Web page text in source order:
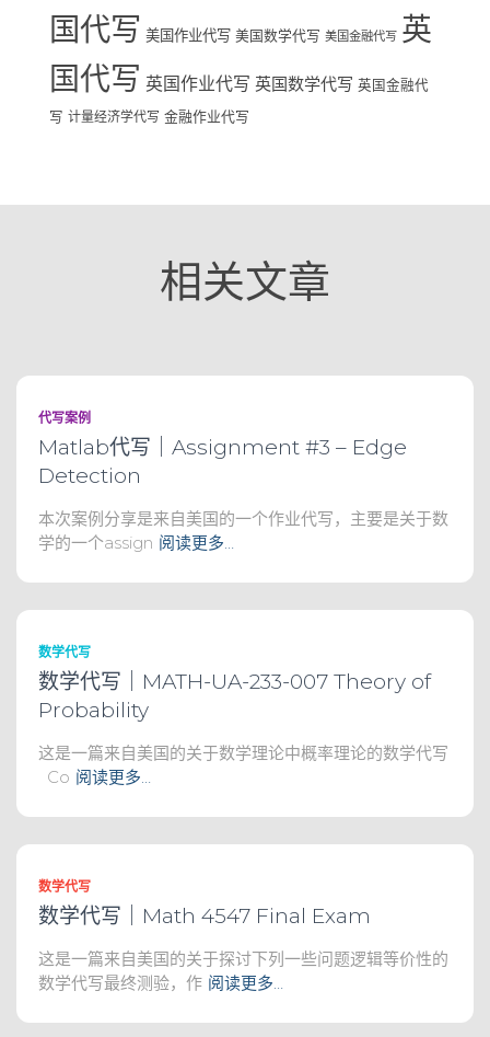
国代写 美国作业代写 美国数学代写 美国金融代写 英
国代写 英国作业代写 英国数学代写 英国金融代
写 计量经济学代写 金融作业代写
相关文章
代写案例
Matlab代写｜Assignment #3 – Edge
Detection
本次案例分享是来自美国的一个作业代写，主要是关于数
学的一个assign 阅读更多…
数学代写
数学代写｜MATH-UA-233-007 Theory of
Probability
这是一篇来自美国的关于数学理论中概率理论的数学代写
Co 阅读更多…
数学代写
数学代写｜Math 4547 Final Exam
这是一篇来自美国的关于探讨下列一些问题逻辑等价性的
数学代写最终测验，作 阅读更多…